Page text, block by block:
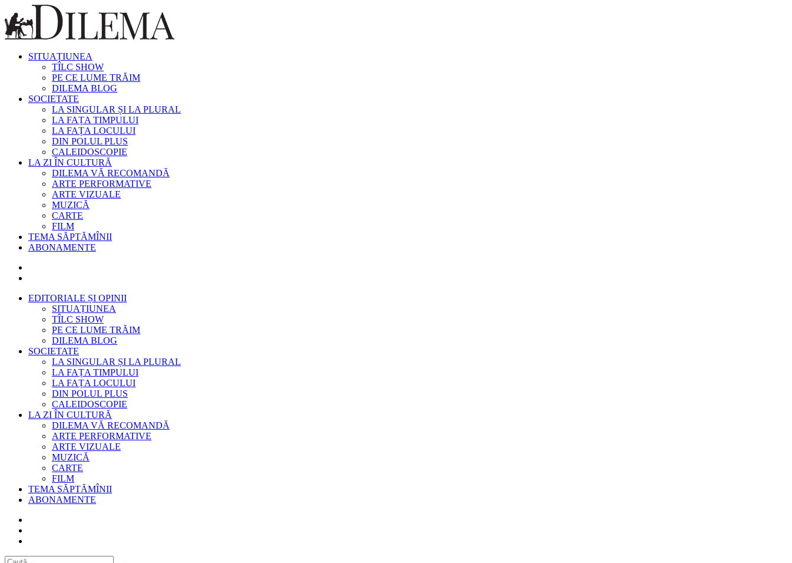
SITUAȚIUNEA
TÎLC SHOW
PE CE LUME TRĂIM
DILEMA BLOG
SOCIETATE
LA SINGULAR ȘI LA PLURAL
LA FAȚA TIMPULUI
LA FAȚA LOCULUI
DIN POLUL PLUS
CALEIDOSCOPIE
LA ZI ÎN CULTURĂ
DILEMA VĂ RECOMANDĂ
ARTE PERFORMATIVE
ARTE VIZUALE
MUZICĂ
CARTE
FILM
TEMA SĂPTĂMÎNII
ABONAMENTE
EDITORIALE ȘI OPINII
SITUAȚIUNEA
TÎLC SHOW
PE CE LUME TRĂIM
DILEMA BLOG
SOCIETATE
LA SINGULAR ȘI LA PLURAL
LA FAȚA TIMPULUI
LA FAȚA LOCULUI
DIN POLUL PLUS
CALEIDOSCOPIE
LA ZI ÎN CULTURĂ
DILEMA VĂ RECOMANDĂ
ARTE PERFORMATIVE
ARTE VIZUALE
MUZICĂ
CARTE
FILM
TEMA SĂPTĂMÎNII
ABONAMENTE